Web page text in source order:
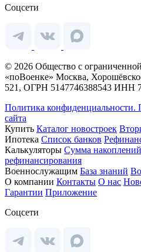
Соцсети
© 2026 Общество с
«поВоенке» Москва,
521, ОГРН 5147746388543 ИНН
Политика конфиденциальности.
сайта
Купить Каталог новостроек
Ипотека Список банков
Калькуляторы Сумма накоплений
рефинансирования
Военнослужащим База знаний
О компании Контакты О нас
Гарантии Приложение
Соцсети